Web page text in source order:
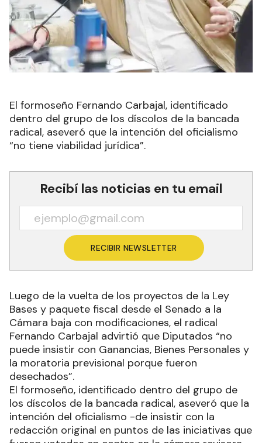
El formoseño Fernando Carbajal, identificado
dentro del grupo de los díscolos de la bancada
radical, aseveró que la intención del oficialismo
“no tiene viabilidad jurídica”.
Recibí las noticias en tu email
RECIBIR NEWSLETTER
Luego de la vuelta de los proyectos de la Ley
Bases y paquete fiscal desde el Senado a la
Cámara baja con modificaciones, el radical
Fernando Carbajal advirtió que Diputados “no
puede insistir con Ganancias, Bienes Personales y
la moratoria previsional porque fueron
desechados”.
El formoseño, identificado dentro del grupo de
los díscolos de la bancada radical, aseveró que la
intención del oficialismo -de insistir con la
redacción original en puntos de las iniciativas que